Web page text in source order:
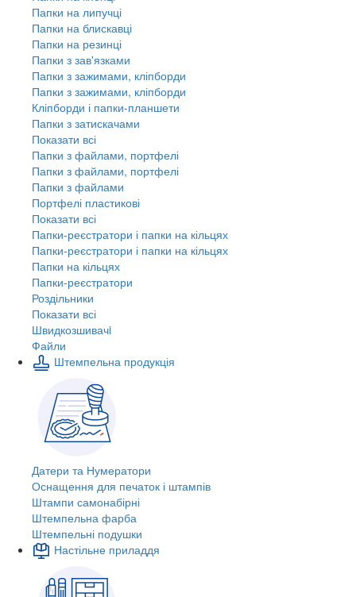
Папки на липучці
Папки на блискавці
Папки на резинці
Папки з зав'язками
Папки з зажимами, кліпборди
Папки з зажимами, кліпборди
Кліпборди і папки-планшети
Папки з затискачами
Показати всі
Папки з файлами, портфелі
Папки з файлами, портфелі
Папки з файлами
Портфелі пластикові
Показати всі
Папки-реєстратори і папки на кільцях
Папки-реєстратори і папки на кільцях
Папки на кільцях
Папки-реєстратори
Роздільники
Показати всі
Швидкозшивачi
Файли
Штемпельна продукція
Датери та Нумератори
Оснащення для печаток і штампів
Штампи самонабірні
Штемпельна фарба
Штемпельні подушки
Настільне приладдя